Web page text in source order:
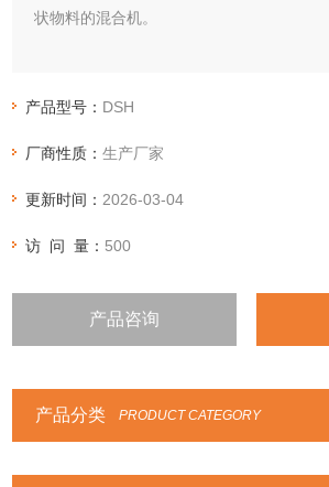
状物料的混合机。
产品型号： DSH
厂商性质：生产厂家
更新时间： 2026-03-04
访 问 量： 500
产品咨询
产品分类 PRODUCT CATEGORY